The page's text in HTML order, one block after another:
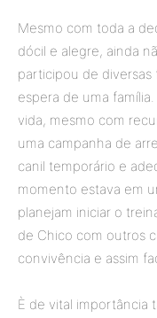
Mesmo com toda a
dócil e alegre, ainda
participou de diversas
espera de uma
vida, mesmo com
uma campanha de
canil temporário e
momento estava em
planejam iniciar o
de Chico com outros
convivência e assim
È de vital importância